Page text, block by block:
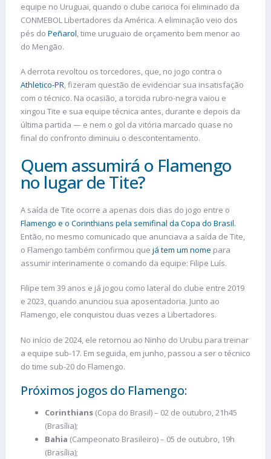
equipe no Uruguai, quando o clube carioca foi eliminado da
CONMEBOL Libertadores da América. A eliminação veio dos
pés do Peñarol, time uruguaio de orçamento bem menor ao
do Mengão.
A derrota revoltou os torcedores, que, no jogo contra o
Athletico-PR, fizeram questão de evidenciar sua insatisfação
com o técnico. Na ocasião, a torcida rubro-negra vaiou e
xingou Tite e sua equipe técnica antes, durante e depois da
última partida — e nem o gol da vitória marcado quase no
final do confronto diminuiu o descontentamento.
Quem assumirá o Flamengo
no lugar de Tite?
A saída de Tite ocorre a apenas dois dias do jogo entre o
Flamengo e o Corinthians pela semifinal da Copa do Brasil.
Então, no mesmo comunicado que anunciava a saída de Tite,
o Flamengo também confirmou que já tem um nome para
assumir interinamente o comando da equipe: Filipe Luís.
Filipe tem 39 anos e já jogou como lateral do clube entre 2019
e 2023, quando anunciou sua aposentadoria. Junto ao
Flamengo, ele conquistou duas vezes a Libertadores.
No início de 2024, ele retornou ao Ninho do Urubu para treinar
a equipe sub-17. Em seguida, em junho, passou a ser o técnico
do time sub-20 do Flamengo.
Próximos jogos do Flamengo:
Corinthians (Copa do Brasil) – 02 de outubro, 21h45
(Brasília);
Bahia (Campeonato Brasileiro) – 05 de outubro, 19h
(Brasília);